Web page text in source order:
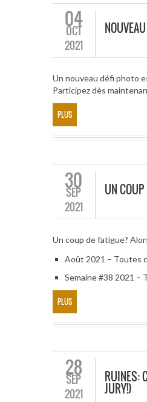
04
OCT
2021
Un nouveau défi photo
Participez dès
PLUS
30
SEP
2021
UN COUP
Un coup de fatigue?
Août 2021 – Toutes
Semaine #38 2021 –
PLUS
28
SEP
2021
RUINES:
JURY!)